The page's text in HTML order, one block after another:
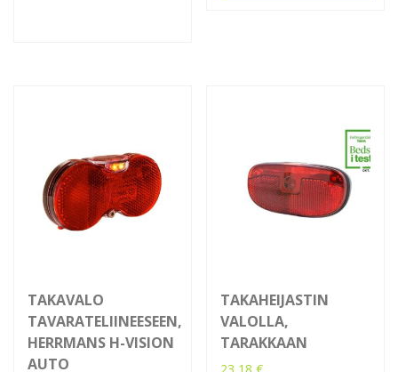
TAKAVALO
TAVARATELIINEESEEN,
HERRMANS H-VISION
AUTO
TAKAHEIJASTIN
VALOLLA,
TARAKKAAN
23,18€